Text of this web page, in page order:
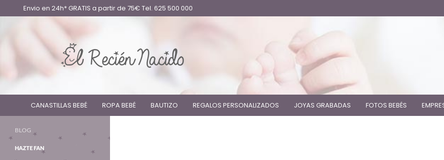
Envio en 24h* GRATIS a partir de 75€ Tel. 625 500 000
CANASTILLAS BEBÉ ROPA BEBÉ BAUTIZO REGALOS PERSONALIZADOS JOYAS GRABADAS FOTOS BEBÉS
BLOG
HAZTE FAN